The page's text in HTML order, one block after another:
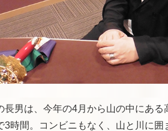
長男は、今年の4月から山の中にあ
3時間。コンビニもなく、山と川に